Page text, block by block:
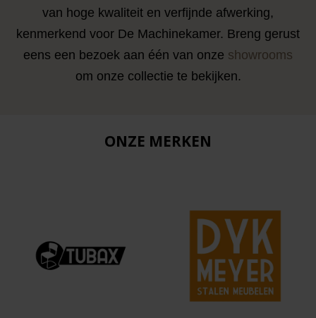
van hoge kwaliteit en verfijnde afwerking,
kenmerkend voor De Machinekamer. Breng gerust
eens een bezoek aan één van onze showrooms
om onze collectie te bekijken.
ONZE MERKEN